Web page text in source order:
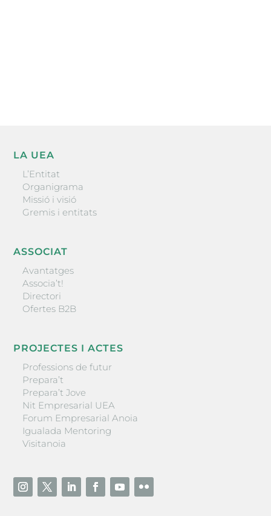
LA UEA
L’Entitat
Organigrama
Missió i visió
Gremis i entitats
ASSOCIAT
Avantatges
Associa’t!
Directori
Ofertes B2B
PROJECTES I ACTES
Professions de futur
Prepara’t
Prepara’t Jove
Nit Empresarial UEA
Forum Empresarial Anoia
Igualada Mentoring
Visitanoia